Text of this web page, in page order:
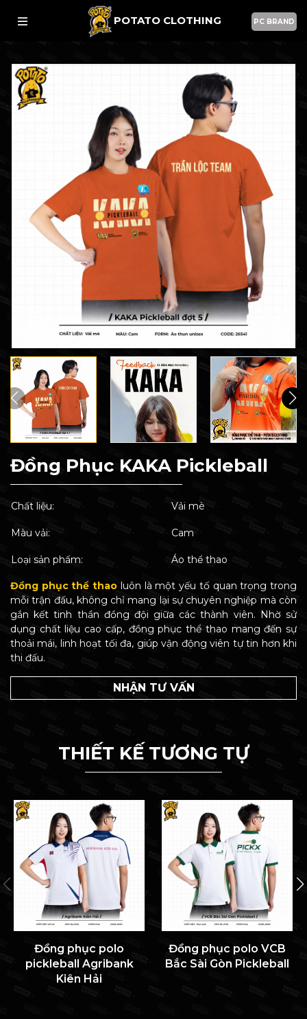
POTATO CLOTHING PC BRAND
Đồng Phục KAKA Pickleball
Chất liệu: Vải mè
Màu vải: Cam
Loại sản phẩm: Áo thể thao
Đồng phục thể thao luôn là một yếu tố quan trọng trong
mỗi trận đấu, không chỉ mang lại sự chuyên nghiệp mà còn
gắn kết tinh thần đồng đội giữa các thành viên. Nhờ sử
dụng chất liệu cao cấp, đồng phục thể thao mang đến sự
thoải mái, linh hoạt tối đa, giúp vận động viên tự tin hơn khi
thi đấu.
NHẬN TƯ VẤN
THIẾT KẾ TƯƠNG TỰ
Đồng phục polo
pickleball Agribank
Kiên Hải
Đồng phục polo VCB
Bắc Sài Gòn Pickleball